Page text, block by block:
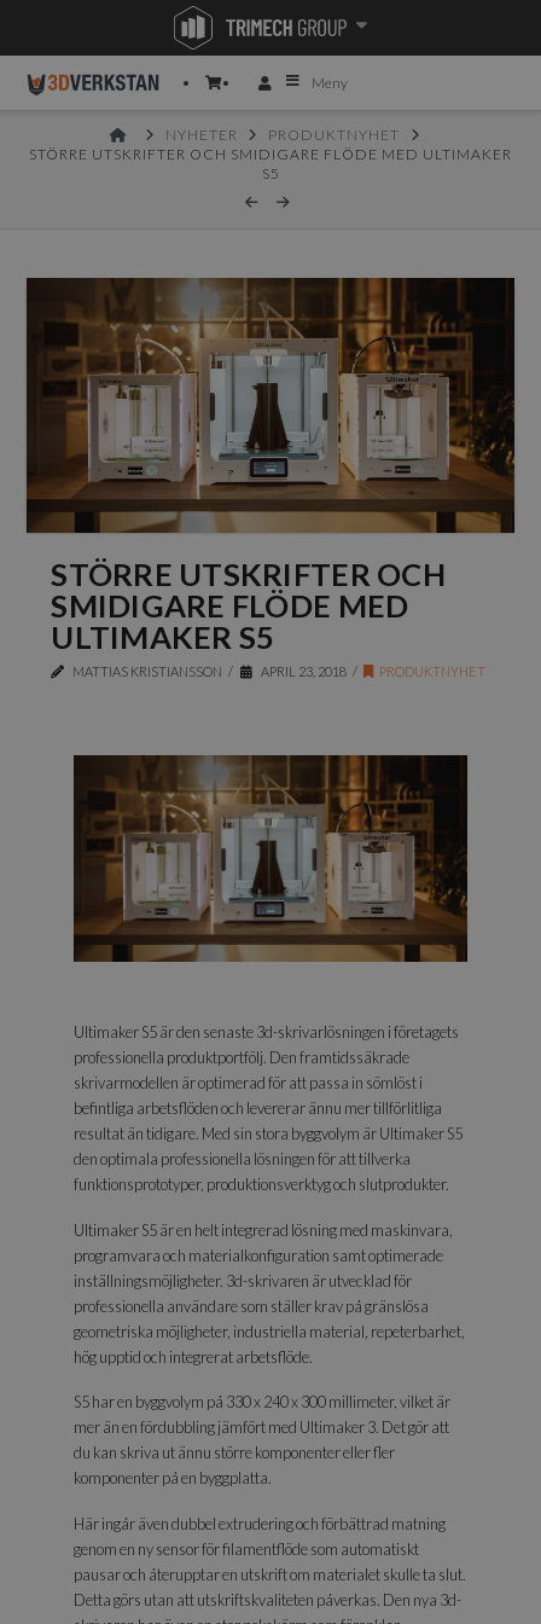
Meny
HOMENYHETER
PRODUKTNYHET
STÖRRE UTSKRIFTER OCH SMIDIGARE FLÖDE MED ULTIMAKER
S5
STÖRRE UTSKRIFTER OCH
SMIDIGARE FLÖDE MED
ULTIMAKER S5
MATTIAS KRISTIANSSON APRIL 23, 2018 PRODUKTNYHET
Ultimaker S5 är den senaste 3d-skrivarlösningen i företagets
professionella produktportfölj. Den framtidssäkrade
skrivarmodellen är optimerad för att passa in sömlöst i
befintliga arbetsflöden och levererar ännu mer tillförlitliga
resultat än tidigare. Med sin stora byggvolym är Ultimaker S5
den optimala professionella lösningen för att tillverka
funktionsprototyper, produktionsverktyg och slutprodukter.
Ultimaker S5 är en helt integrerad lösning med maskinvara,
programvara och materialkonfiguration samt optimerade
inställningsmöjligheter. 3d-skrivaren är utvecklad för
professionella användare som ställer krav på gränslösa
geometriska möjligheter, industriella material, repeterbarhet,
hög upptid och integrerat arbetsflöde.
S5 har en byggvolym på 330 x 240 x 300 millimeter, vilket är
mer än en fördubbling jämfört med Ultimaker 3. Det gör att
du kan skriva ut ännu större komponenter eller fler
komponenter på en byggplatta.
Här ingår även dubbel extrudering och förbättrad matning
genom en ny sensor för filamentflöde som automatiskt
pausar och återupptar en utskrift om materialet skulle ta slut.
Detta görs utan att utskriftskvaliteten påverkas. Den nya 3d-